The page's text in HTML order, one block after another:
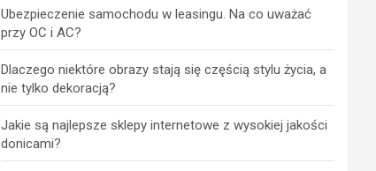
Ubezpieczenie samochodu w leasingu. Na co uważać
przy OC i AC?
Dlaczego niektóre obrazy stają się częścią stylu życia, a
nie tylko dekoracją?
Jakie są najlepsze sklepy internetowe z wysokiej jakości
donicami?